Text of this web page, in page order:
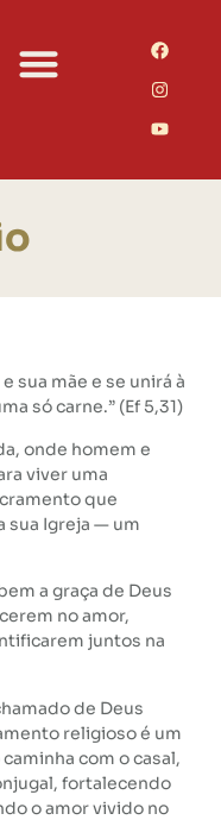
sua mãe e se unirá à
só carne.” (Ef 5,31)
onde homem e
viver uma
que
sua Igreja — um
a graça de Deus
no amor,
juntos na
de Deus
religioso é um
com o casal,
fortalecendo
o amor vivido no